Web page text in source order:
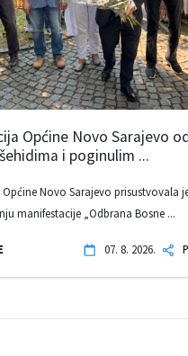
Općine Novo Sarajevo
i poginulim ...
Novo Sarajevo prisustvovala
manifestacije „Odbrana Bosne ...
07. 8. 2026.